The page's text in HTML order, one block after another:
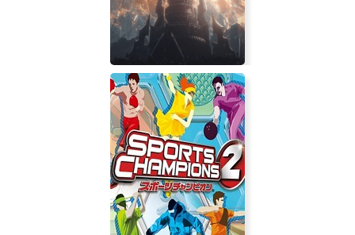
World of Warcraft Shadowlands |
Лицензия